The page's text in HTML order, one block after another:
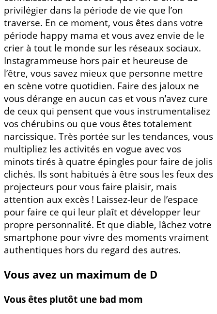
privilégier dans la période de vie que l’on
traverse. En ce moment, vous êtes dans votre
période happy mama et vous avez envie de le
crier à tout le monde sur les réseaux sociaux.
Instagrammeuse hors pair et heureuse de
l’être, vous savez mieux que personne mettre
en scène votre quotidien. Faire des jaloux ne
vous dérange en aucun cas et vous n’avez cure
de ceux qui pensent que vous instrumentalisez
vos chérubins ou que vous êtes totalement
narcissique. Très portée sur les tendances, vous
multipliez les activités en vogue avec vos
minots tirés à quatre épingles pour faire de jolis
clichés. Ils sont habitués à être sous les feux des
projecteurs pour vous faire plaisir, mais
attention aux excès ! Laissez-leur de l’espace
pour faire ce qui leur plaît et développer leur
propre personnalité. Et que diable, lâchez votre
smartphone pour vivre des moments vraiment
authentiques hors du regard des autres.
Vous avez un maximum de D
Vous êtes plutôt une bad mom